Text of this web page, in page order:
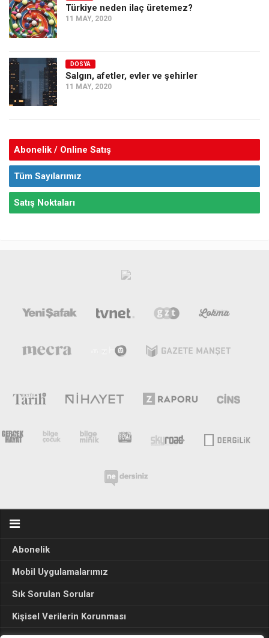
Türkiye neden ilaç üretemez?
11 MAY, 2020
DOSYA
Salgın, afetler, evler ve şehirler
11 MAY, 2020
Abonelik / Online Satış
Tüm Sayılarımız
Satış Noktaları
Abonelik
Mobil Uygulamalarımız
Sık Sorulan Sorular
Kişisel Verilerin Korunması